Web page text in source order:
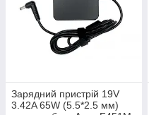
Зарядний пристрій 19V
3.42A 65W (5.5*2.5 мм)